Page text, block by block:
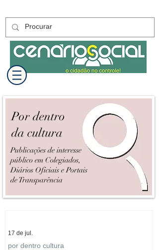
Por dentro
da cultura
Publicações de interesse
público em Colegiados,
Diários Oficiais e Portais
de Transparência
por dentro cultura
17 de jul.